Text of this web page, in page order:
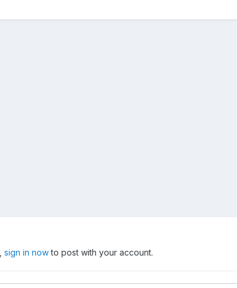
sign in nowto post with your account.